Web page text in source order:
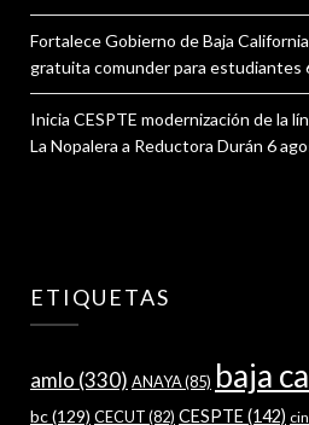
Fortalece Gobierno de Baja
gratuita comunder para estudiantes
Inicia CESPTE modernización de la
La Nopalera a Reductora Durán 6
ETIQUETAS
amlo (330) ANAYA(85) baja
bc(129) CECUT(82) CESPTE (142)